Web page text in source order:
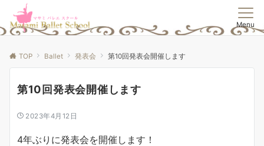
Menu
TOP Ballet 発表会 第10回発表会開催します
第10回発表会開催します
2023年4月12日
4年ぶりに発表会を開催します！